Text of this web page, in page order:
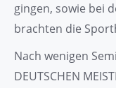
gingen, sowie bei
brachten die
Nach wenigen
DEUTSCHEN